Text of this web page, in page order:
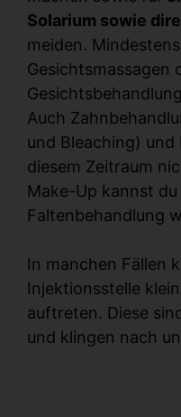
Solarium sowie
meiden.
Gesichtsmassagen
Auch
und Bleaching)
diesem Zeitraum
Make-Up kannst
Faltenbehandlung
In manchen Fällen
Injektionsstelle
auftreten. Diese
und klingen nach